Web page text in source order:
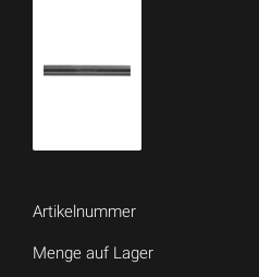
Artikelnummer
Menge auf Lager